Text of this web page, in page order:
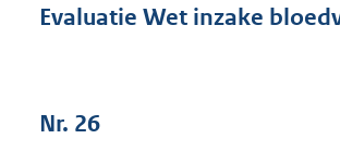
s
Evaluatie Wet inzake
Nr. 26